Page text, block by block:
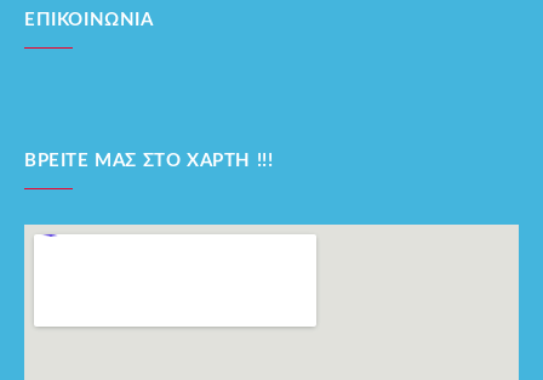
ΕΠΙΚΟΙΝΩΝΊΑ
ΒΡΕΊΤΕ ΜΑΣ ΣΤΟ ΧΆΡΤΗ !!!